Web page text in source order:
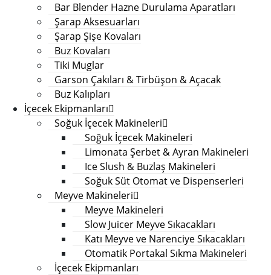
Bar Blender Hazne Durulama Aparatları
Şarap Aksesuarları
Şarap Şişe Kovaları
Buz Kovaları
Tiki Muglar
Garson Çakıları & Tirbüşon & Açacak
Buz Kalıpları
İçecek Ekipmanları
Soğuk İçecek Makineleri
Soğuk İçecek Makineleri
Limonata Şerbet & Ayran Makineleri
Ice Slush & Buzlaş Makineleri
Soğuk Süt Otomat ve Dispenserleri
Meyve Makineleri
Meyve Makineleri
Slow Juicer Meyve Sıkacakları
Katı Meyve ve Narenciye Sıkacakları
Otomatik Portakal Sıkma Makineleri
İçecek Ekipmanları